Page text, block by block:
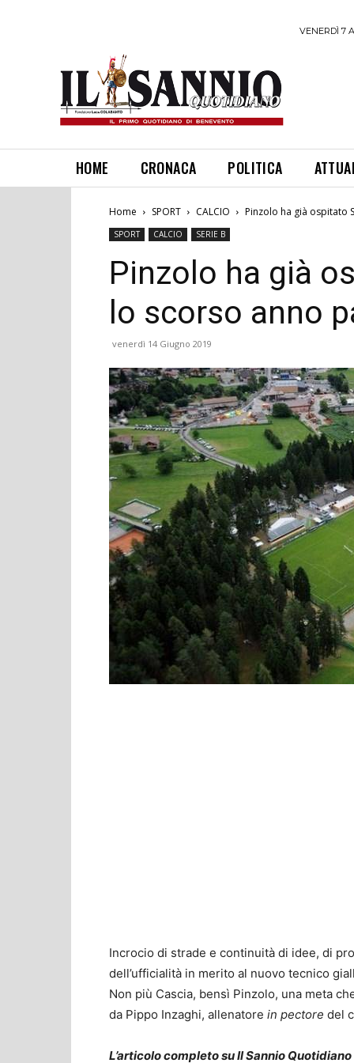
VENERDÌ 7
HOME CRONACA POLITICA
Home SPORT CALCIO Pinzolo ha già ospitato
SPORT CALCIO SERIE B
Pinzolo ha già
lo scorso anno
venerdì 14 Giugno 2019
Incrocio di strade e continuità di idee, di
dell’ufficialità in merito al nuovo tecnico
Non più Cascia, bensì Pinzolo, una meta
da Pippo Inzaghi, allenatore in pectore del
L’articolo completo su Il Sannio